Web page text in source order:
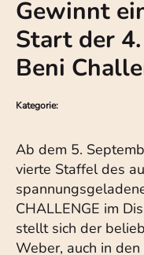
Gewinnt
Start der
Beni
Kategorie:
Ab dem 5.
vierte Staffel des
CHALLENGE im
stellt sich der
Weber, auch in